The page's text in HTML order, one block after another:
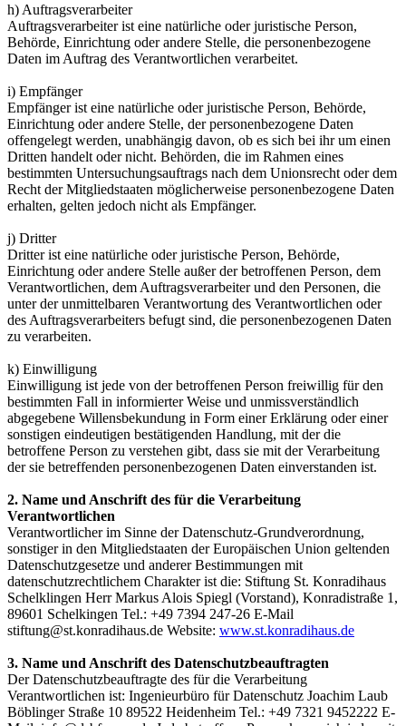
h) Auftragsverarbeiter
Auftragsverarbeiter ist eine natürliche oder juristische Person,
Behörde, Einrichtung oder andere Stelle, die personenbezogene
Daten im Auftrag des Verantwortlichen verarbeitet.
i) Empfänger
Empfänger ist eine natürliche oder juristische Person, Behörde,
Einrichtung oder andere Stelle, der personenbezogene Daten
offengelegt werden, unabhängig davon, ob es sich bei ihr um einen
Dritten handelt oder nicht. Behörden, die im Rahmen eines
bestimmten Untersuchungsauftrags nach dem Unionsrecht oder dem
Recht der Mitgliedstaaten möglicherweise personenbezogene Daten
erhalten, gelten jedoch nicht als Empfänger.
j) Dritter
Dritter ist eine natürliche oder juristische Person, Behörde,
Einrichtung oder andere Stelle außer der betroffenen Person, dem
Verantwortlichen, dem Auftragsverarbeiter und den Personen, die
unter der unmittelbaren Verantwortung des Verantwortlichen oder
des Auftragsverarbeiters befugt sind, die personenbezogenen Daten
zu verarbeiten.
k) Einwilligung
Einwilligung ist jede von der betroffenen Person freiwillig für den
bestimmten Fall in informierter Weise und unmissverständlich
abgegebene Willensbekundung in Form einer Erklärung oder einer
sonstigen eindeutigen bestätigenden Handlung, mit der die
betroffene Person zu verstehen gibt, dass sie mit der Verarbeitung
der sie betreffenden personenbezogenen Daten einverstanden ist.
2. Name und Anschrift des für die Verarbeitung
Verantwortlichen
Verantwortlicher im Sinne der Datenschutz-Grundverordnung,
sonstiger in den Mitgliedstaaten der Europäischen Union geltenden
Datenschutzgesetze und anderer Bestimmungen mit
datenschutzrechtlichem Charakter ist die: Stiftung St. Konradihaus
Schelklingen Herr Markus Alois Spiegl (Vorstand), Konradistraße 1,
89601 Schelkingen Tel.: +49 7394 247-26 E-Mail
stiftung@st.konradihaus.de Website: www.st.konradihaus.de
3. Name und Anschrift des Datenschutzbeauftragten
Der Datenschutzbeauftragte des für die Verarbeitung
Verantwortlichen ist: Ingenieurbüro für Datenschutz Joachim Laub
Böblinger Straße 10 89522 Heidenheim Tel.: +49 7321 9452222 E-